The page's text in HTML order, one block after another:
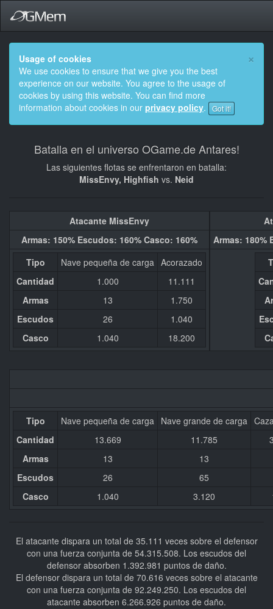
×
Usage of cookies
We use cookies to ensure that we give you the best
experience on our website. You agree to the usage of
cookies by using this website. You can find more
information about cookies in our privacy policy. Got it!
Batalla en el universo OGame.de Antares!
Las siguientes flotas se enfrentaron en batalla:
MissEnvy, Highfish vs. Neid
Atacante MissEnvy
Armas: 150% Escudos: 160% Casco: 160%
Tipo
Nave pequeña de carga Acorazado
Cantidad
1.000
11.111
Armas
13
1.750
Escudos
26
1.040
Casco
1.040 18.200
Armas: 180%
Tipo Nave pequeña de carga Nave grande de carga
Cantidad
13.669 11.785
Armas
13
13
Escudos
26
65
Casco
1.040 3.120
El atacante dispara un total de 35.111 veces sobre el defensor
con una fuerza conjunta de 54.315.508. Los escudos del
defensor absorben 1.392.981 puntos de daño.
El defensor dispara un total de 70.616 veces sobre el atacante
con una fuerza conjunta de 92.249.250. Los escudos del
atacante absorben 6.266.926 puntos de daño.